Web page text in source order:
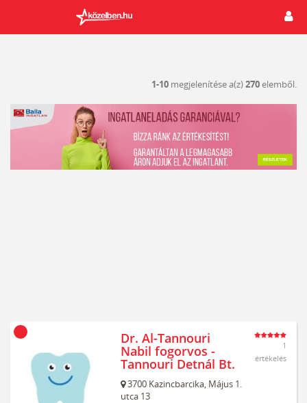
1-10 megjelenítése a(z)270elemből.
Dr. Al-Tannouri
Nabil fogorvos -
Tannouri Detnál Bt.
3700 Kazincbarcika, Május 1.
utca 13
1
értékelés